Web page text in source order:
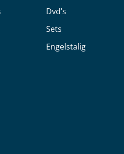
Dvd’s
Sets
Engelstalig